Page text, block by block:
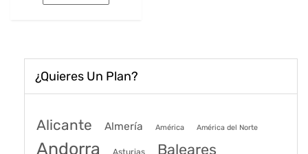
¿Quieres Un Plan?
Alicante Almería América América del Norte
Andorra Asturias Baleares